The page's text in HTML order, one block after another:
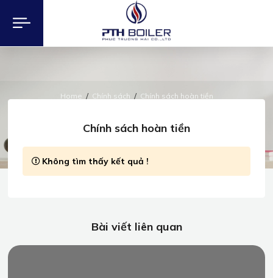
Home Chính sách Chính sách hoàn tiền
CHÍNH SÁCH
Chính sách hoàn tiền
Không tìm thấy kết quả !
Bài viết liên quan